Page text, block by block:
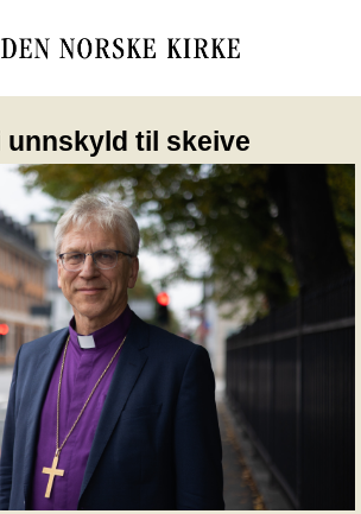
unnskyld til skeive